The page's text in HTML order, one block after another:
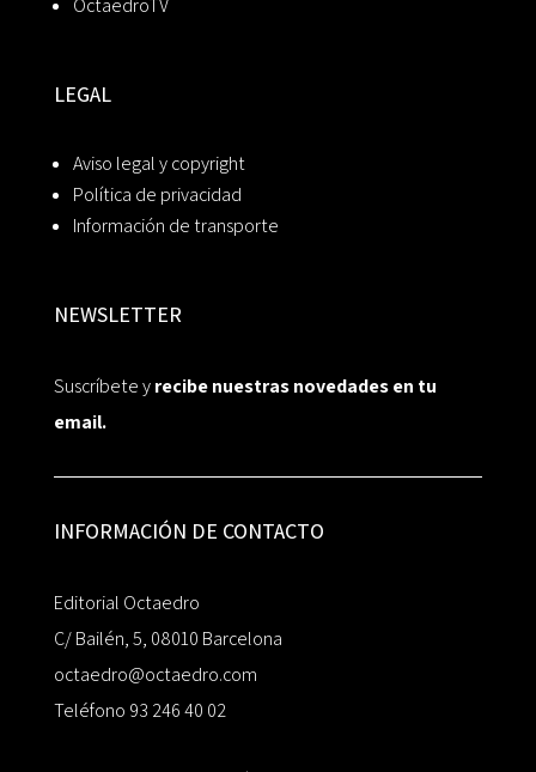
LEGAL
Aviso legal y copyright
Política de privacidad
Información de transporte
NEWSLETTER
Suscríbete yrecibe nuestras novedades en tu
email.
INFORMACIÓN DE CONTACTO
Editorial Octaedro
C/ Bailén, 5, 08010 Barcelona
octaedro@octaedro.com
Teléfono 93 246 40 02